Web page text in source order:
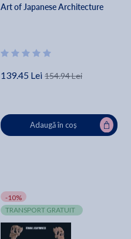
Art of Japanese Architecture
139.45 Lei 154.94 Lei
Adaugă în coș
-10%
TRANSPORT GRATUIT